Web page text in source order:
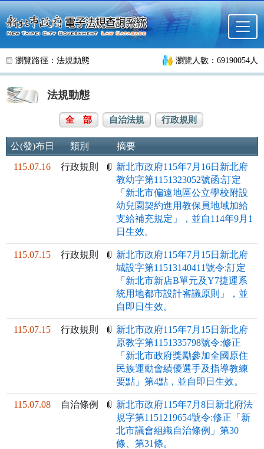
跳至主要內容
瀏覽路徑： 法規動態 瀏覽人數：69190054人
法規動態
全 部 自治法規 行政規則
公(發)布日 類別 摘要
115.07.16 行政規則
新北市政府115年7月16日新北府
教幼字第1151323052號函:訂定
「新北市偏遠地區公立學校附設
幼兒園契約進用教保員地域加給
支給補充規定」，並自114年9月1
日生效。
115.07.15 行政規則
新北市政府115年7月15日新北府
城設字第11513140411號令:訂定
「新北市新店B單元及Y7捷運系
統用地都市設計審議原則」，並
自即日生效。
115.07.15 行政規則
新北市政府115年7月15日新北府
原教字第1151335798號令:修正
「新北市政府獎勵參加全國原住
民族運動會績優選手及指導教練
要點」第4點，並自即日生效。
115.07.08 自治條例
新北市政府115年7月8日新北府法
規字第1151219654號令:修正「新
北市議會組織自治條例」第30
條、第31條。